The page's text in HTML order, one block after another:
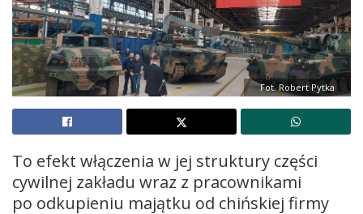
Fot. Robert Pytka
To efekt włączenia w jej struktury części
cywilnej zakładu wraz z pracownikami
po odkupieniu majątku od chińskiej firmy